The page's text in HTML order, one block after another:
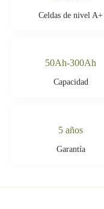
Celdas de nivel A+
50Ah-300Ah
Capacidad
5 años
Garantía